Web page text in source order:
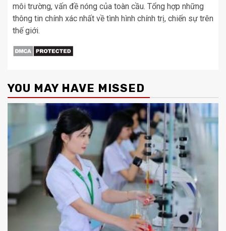
môi trường, vấn đề nóng của toàn cầu. Tổng hợp những
thông tin chính xác nhất về tình hình chính trị, chiến sự trên
thế giới.
YOU MAY HAVE MISSED